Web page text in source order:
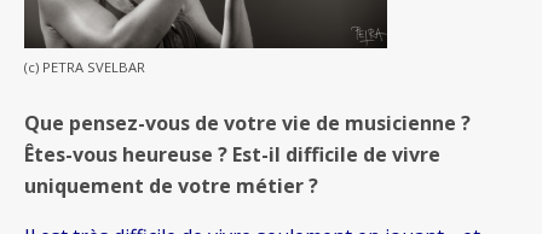
(c) PETRA SVELBAR
Que pensez-vous de votre vie de musicienne ?
Êtes-vous heureuse ? Est-il difficile de vivre
uniquement de votre métier ?